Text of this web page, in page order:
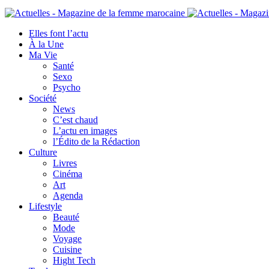
Elles font l’actu
À la Une
Ma Vie
Santé
Sexo
Psycho
Société
News
C’est chaud
L’actu en images
l’Édito de la Rédaction
Culture
Livres
Cinéma
Art
Agenda
Lifestyle
Beauté
Mode
Voyage
Cuisine
Hight Tech